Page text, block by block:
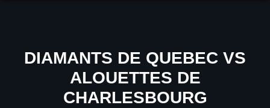
DIAMANTS DE QUEBEC VS
ALOUETTES DE
CHARLESBOURG